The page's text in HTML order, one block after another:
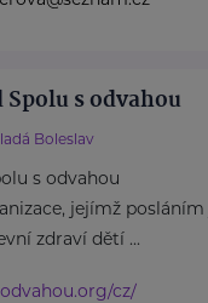
s odvahou
Boleslav
s odvahou
jejímž posláním
zdraví dětí ...
cz/